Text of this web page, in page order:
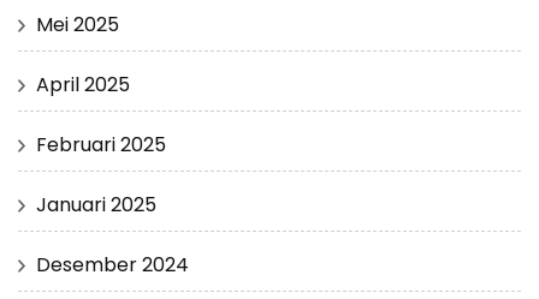
Mei 2025
April 2025
Februari 2025
Januari 2025
Desember 2024